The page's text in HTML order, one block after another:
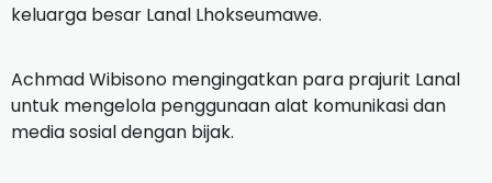
keluarga besar Lanal Lhokseumawe.
Achmad Wibisono mengingatkan para prajurit Lanal
untuk mengelola penggunaan alat komunikasi dan
media sosial dengan bijak.